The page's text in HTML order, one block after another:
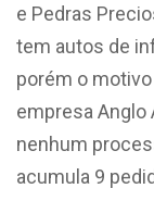
e Pedras
tem autos de
porém o
empresa Anglo
nenhum
acumula 9